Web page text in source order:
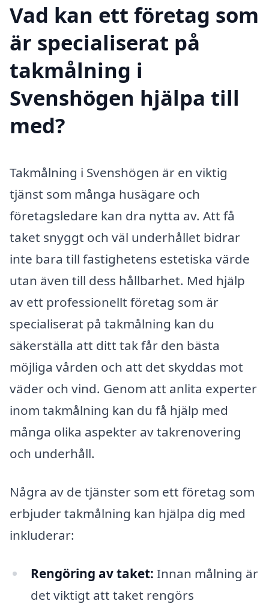
Vad kan ett företag som
är specialiserat på
takmålning i
Svenshögen hjälpa till
med?
Takmålning i Svenshögen är en viktig
tjänst som många husägare och
företagsledare kan dra nytta av. Att få
taket snyggt och väl underhållet bidrar
inte bara till fastighetens estetiska värde
utan även till dess hållbarhet. Med hjälp
av ett professionellt företag som är
specialiserat på takmålning kan du
säkerställa att ditt tak får den bästa
möjliga vården och att det skyddas mot
väder och vind. Genom att anlita experter
inom takmålning kan du få hjälp med
många olika aspekter av takrenovering
och underhåll.
Några av de tjänster som ett företag som
erbjuder takmålning kan hjälpa dig med
inkluderar:
Rengöring av taket: Innan målning är
det viktigt att taket rengörs